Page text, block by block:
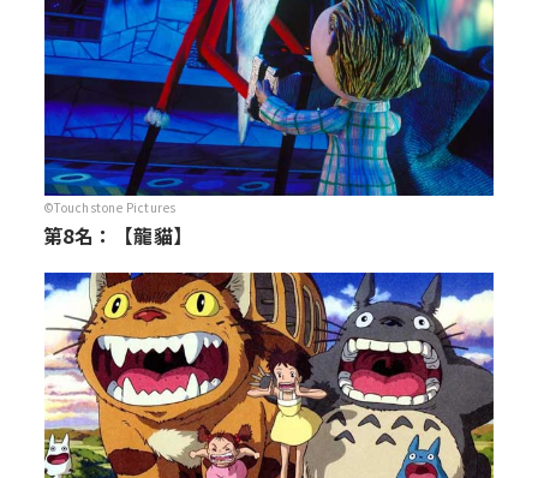
©Touchstone Pictures
第8名：【龍貓】